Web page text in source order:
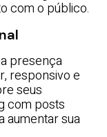
com o público.
presença
responsivo e
seus
com posts
aumentar sua